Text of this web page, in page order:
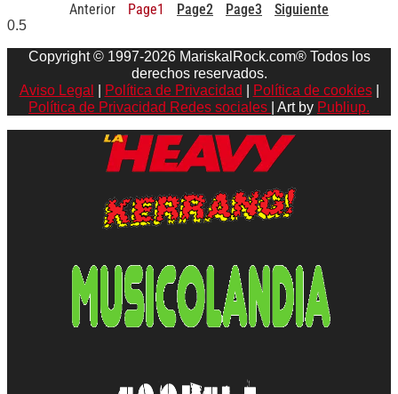
Anterior Page1 Page2 Page3 Siguiente
Copyright © 1997-2026 MariskalRock.com® Todos los
derechos reservados.
Aviso Legal
Política de Privacidad Política de cookies|
Política de Privacidad Redes sociales
| Art by Publiup.